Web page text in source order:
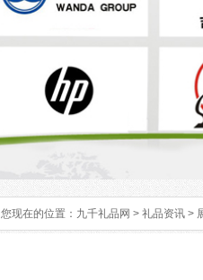
您现在的位置： 九千礼品网 > 礼品资讯 >